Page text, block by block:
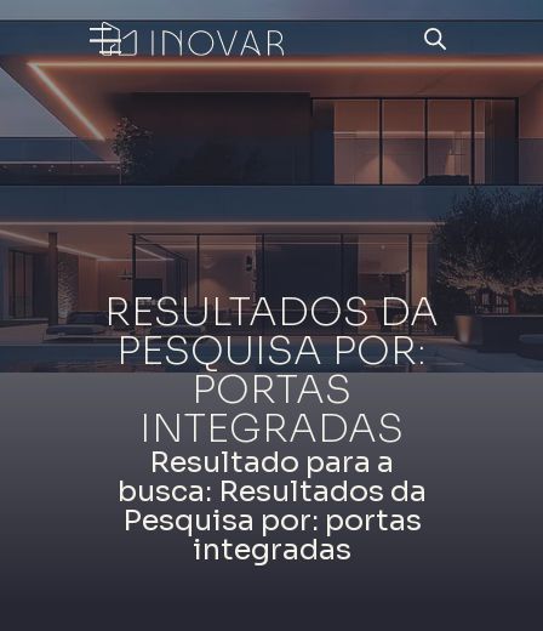
RESULTADOS DA
PESQUISA POR:
PORTAS
INTEGRADAS
Resultado para a
busca: Resultados da
Pesquisa por: portas
integradas